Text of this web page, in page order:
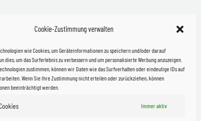
Cookie-Zustimmung verwalten
wie Cookies, um Geräteinformationen zu speichern und/oder darauf
dies, um das Surferlebnis zu verbessern und um personalisierte Werbung anzuzeigen.
zustimmen, können wir Daten wie das Surfverhalten oder eindeutige IDs auf
Wenn Sie Ihre Zustimmung nicht erteilen oder zurückziehen, können
beeinträchtigt werden.
Immer aktiv